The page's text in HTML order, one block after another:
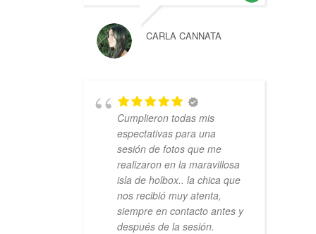
CARLA CANNATA
Cumplieron todas mis
espectativas para una
sesión de fotos que me
realizaron en la maravillosa
isla de holbox.. la chica que
nos recibió muy atenta,
siempre en contacto antes y
después de la sesión.